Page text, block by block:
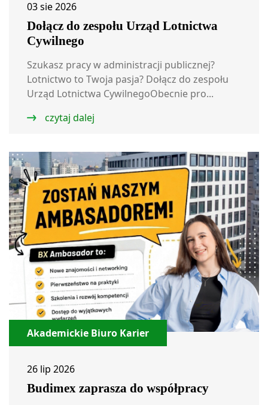
03 sie 2026
Dołącz do zespołu Urząd Lotnictwa
Cywilnego
Szukasz pracy w administracji publicznej?
Lotnictwo to Twoja pasja? Dołącz do zespołu
Urząd Lotnictwa CywilnegoObecnie pro...
czytaj dalej
Akademickie Biuro Karier
26 lip 2026
Budimex zaprasza do współpracy